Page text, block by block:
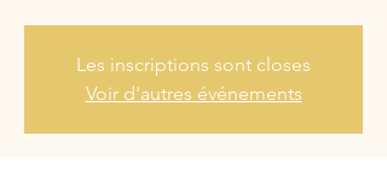
Les inscriptions sont closes
Voir d'autres événements